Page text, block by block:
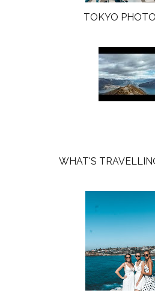
TOKYO
WHAT'S